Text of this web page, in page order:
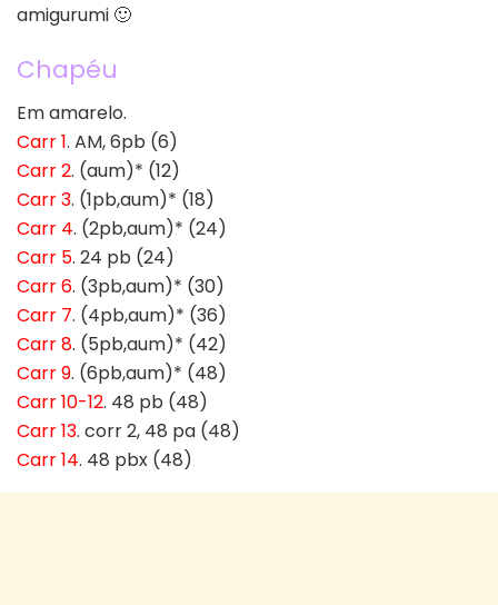
amigurumi 🙂
Chapéu
Em amarelo.
Carr 1. AM, 6pb (6)
Carr 2. (aum)* (12)
Carr 3. (1pb,aum)* (18)
Carr 4. (2pb,aum)* (24)
Carr 5. 24 pb (24)
Carr 6. (3pb,aum)* (30)
Carr 7. (4pb,aum)* (36)
Carr 8. (5pb,aum)* (42)
Carr 9. (6pb,aum)* (48)
Carr 10-12. 48 pb (48)
Carr 13. corr 2, 48 pa (48)
Carr 14. 48 pbx (48)